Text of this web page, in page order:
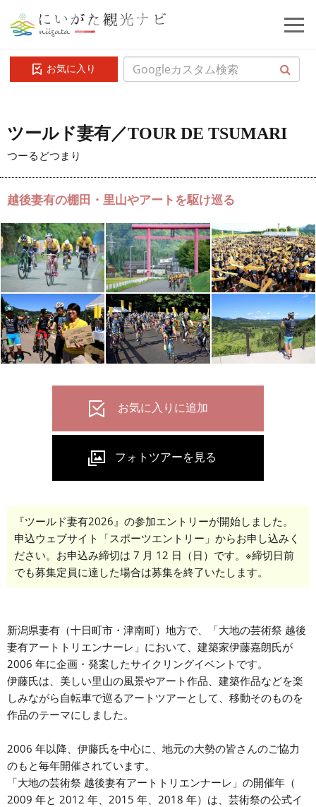
お気に入り
ツールド妻有／TOUR DE TSUMARI
つーるどつまり
越後妻有の棚田・里山やアートを駆け巡る
『ツールド妻有2026』の参加エントリーが開始しました。
申込ウェブサイト「スポーツエントリー」からお申し込みく
ださい。お申込み締切は 7 月 12 日（日）です。※締切日前
でも募集定員に達した場合は募集を終了いたします。
新潟県妻有（十日町市・津南町）地方で、「大地の芸術祭 越後
妻有アートトリエンナーレ」において、建築家伊藤嘉朗氏が
2006 年に企画・発案したサイクリングイベントです。
伊藤氏は、美しい里山の風景やアート作品、建築作品などを楽
しみながら自転車で巡るアートツアーとして、移動そのものを
作品のテーマにしました。
2006 年以降、伊藤氏を中心に、地元の大勢の皆さんのご協力
のもと毎年開催されています。
「大地の芸術祭 越後妻有アートトリエンナーレ」の開催年（
2009 年と 2012 年、2015 年、2018 年）は、芸術祭の公式イ